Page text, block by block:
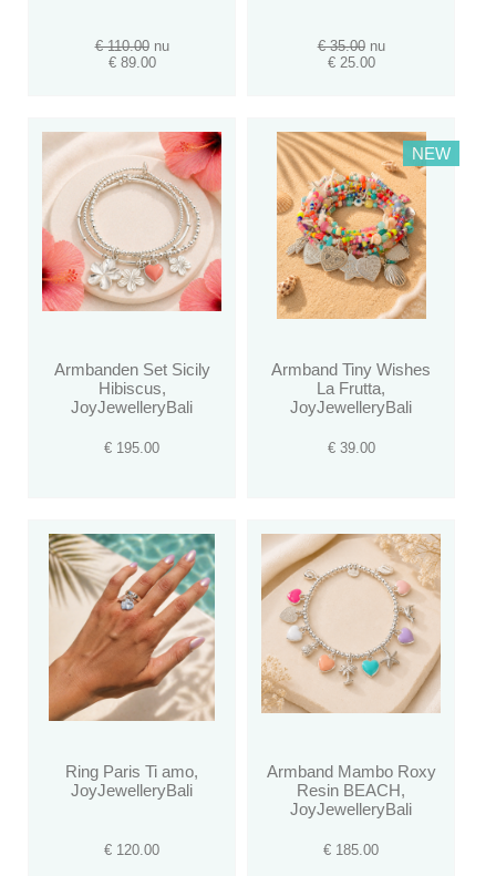
€ 110.00nu
€ 89.00
€ 35.00nu
€ 25.00
Armbanden Set Sicily
Hibiscus,
JoyJewelleryBali
€ 195.00
NEW
Armband Tiny Wishes
La Frutta,
JoyJewelleryBali
€ 39.00
Ring Paris Ti amo,
JoyJewelleryBali
€ 120.00
Armband Mambo Roxy
Resin BEACH,
JoyJewelleryBali
€ 185.00